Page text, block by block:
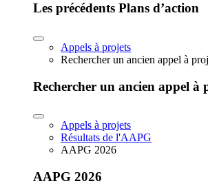
Les précédents Plans d’action
Appels à projets
Rechercher un ancien appel à
Rechercher un ancien appel à
Appels à projets
Résultats de l'AAPG
AAPG 2026
AAPG 2026